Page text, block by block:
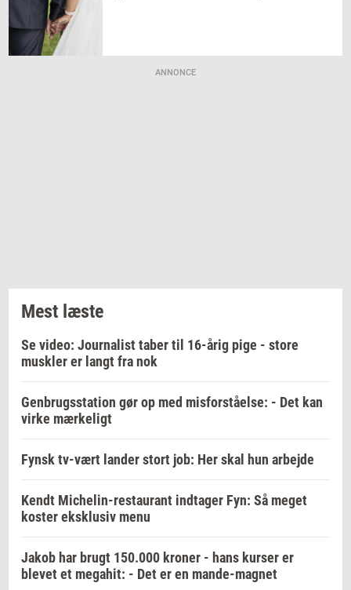
ANNONCE
Mest læste
Se video: Journalist taber til 16-årig pige - store
muskler er langt fra nok
Genbrugsstation gør op med misforståelse: - Det kan
virke mærkeligt
Fynsk tv-vært lander stort job: Her skal hun arbejde
Kendt Michelin-restaurant indtager Fyn: Så meget
koster eksklusiv menu
Jakob har brugt 150.000 kroner - hans kurser er
blevet et megahit: - Det er en mande-magnet